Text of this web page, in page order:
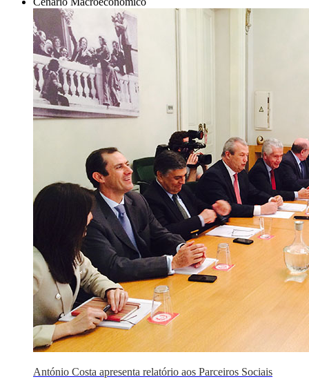
António Costa apresenta relatório aos Parceiros Sociais